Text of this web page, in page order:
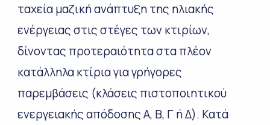
ταχεία μαζική ανάπτυξη της ηλιακής
ενέργειας στις στέγες των κτιρίων,
δίνοντας προτεραιότητα στα πλέον
κατάλληλα κτίρια για γρήγορες
παρεμβάσεις (κλάσεις πιστοποιητικού
ενεργειακής απόδοσης Α, Β, Γ ή Δ). Κατά